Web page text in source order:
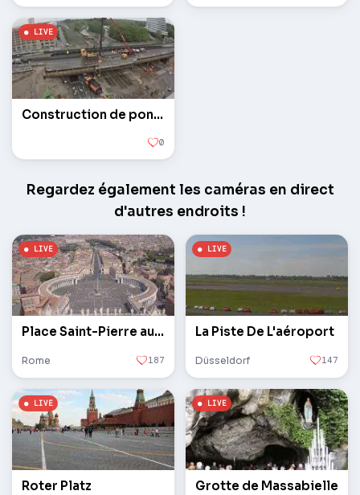
Construction de ponts
0
Regardez également les caméras en direct
d'autres endroits !
Place Saint-Pierre au Vatican
Rome 187
La Piste De L'aéroport
Düsseldorf 147
Roter Platz Grotte de Massabielle